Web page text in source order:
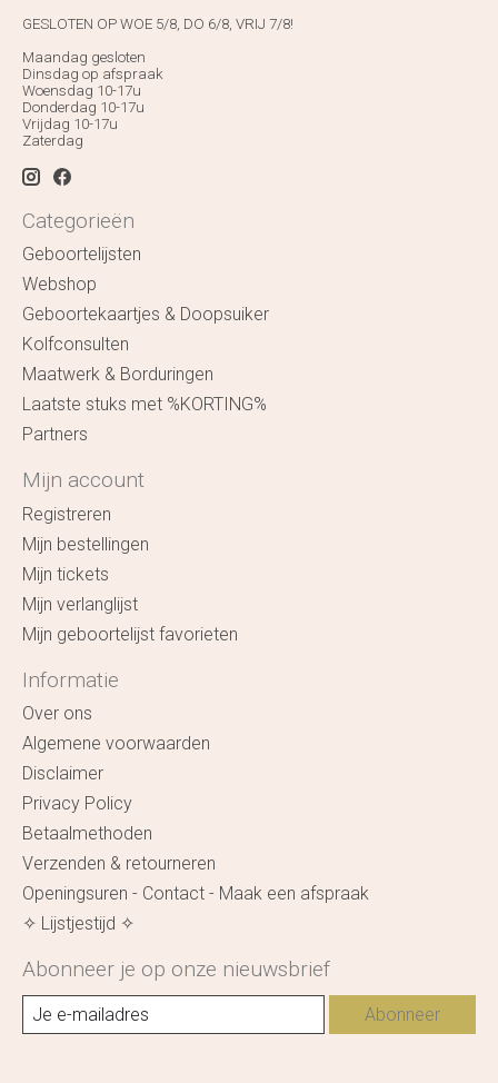
GESLOTEN OP WOE 5/8, DO 6/8, VRIJ 7/8!
Maandag gesloten
Dinsdag op afspraak
Woensdag 10-17u
Donderdag 10-17u
Vrijdag 10-17u
Zaterdag
Categorieën
Geboortelijsten
Webshop
Geboortekaartjes & Doopsuiker
Kolfconsulten
Maatwerk & Borduringen
Laatste stuks met %KORTING%
Partners
Mijn account
Registreren
Mijn bestellingen
Mijn tickets
Mijn verlanglijst
Mijn geboortelijst favorieten
Informatie
Over ons
Algemene voorwaarden
Disclaimer
Privacy Policy
Betaalmethoden
Verzenden & retourneren
Openingsuren - Contact - Maak een afspraak
✧ Lijstjestijd ✧
Abonneer je op onze nieuwsbrief
Abonneer